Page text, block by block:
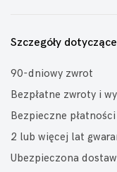
Szczegóły
90-dniowy zwrot
Bezpłatne zwroty i
Bezpieczne płatności
2 lub więcej lat
Ubezpieczona